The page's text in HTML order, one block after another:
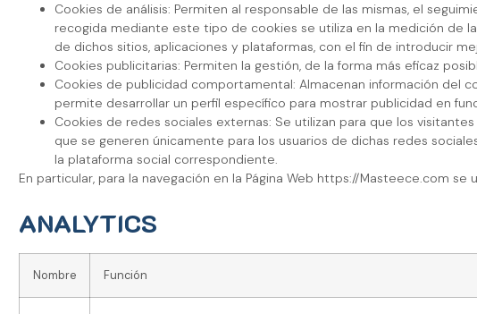
Cookies de análisis: Permiten al responsable de las mismas, el
recogida mediante este tipo de cookies se utiliza en la medición de
de dichos sitios, aplicaciones y plataformas, con el fin de introducir
Cookies publicitarias: Permiten la gestión, de la forma más eficaz
Cookies de publicidad comportamental: Almacenan información del
permite desarrollar un perfil específico para mostrar publicidad en
Cookies de redes sociales externas: Se utilizan para que los
que se generen únicamente para los usuarios de dichas redes
la plataforma social correspondiente.
En particular, para la navegación en la Página Web https://Masteece.com se
ANALYTICS
Nombre Función